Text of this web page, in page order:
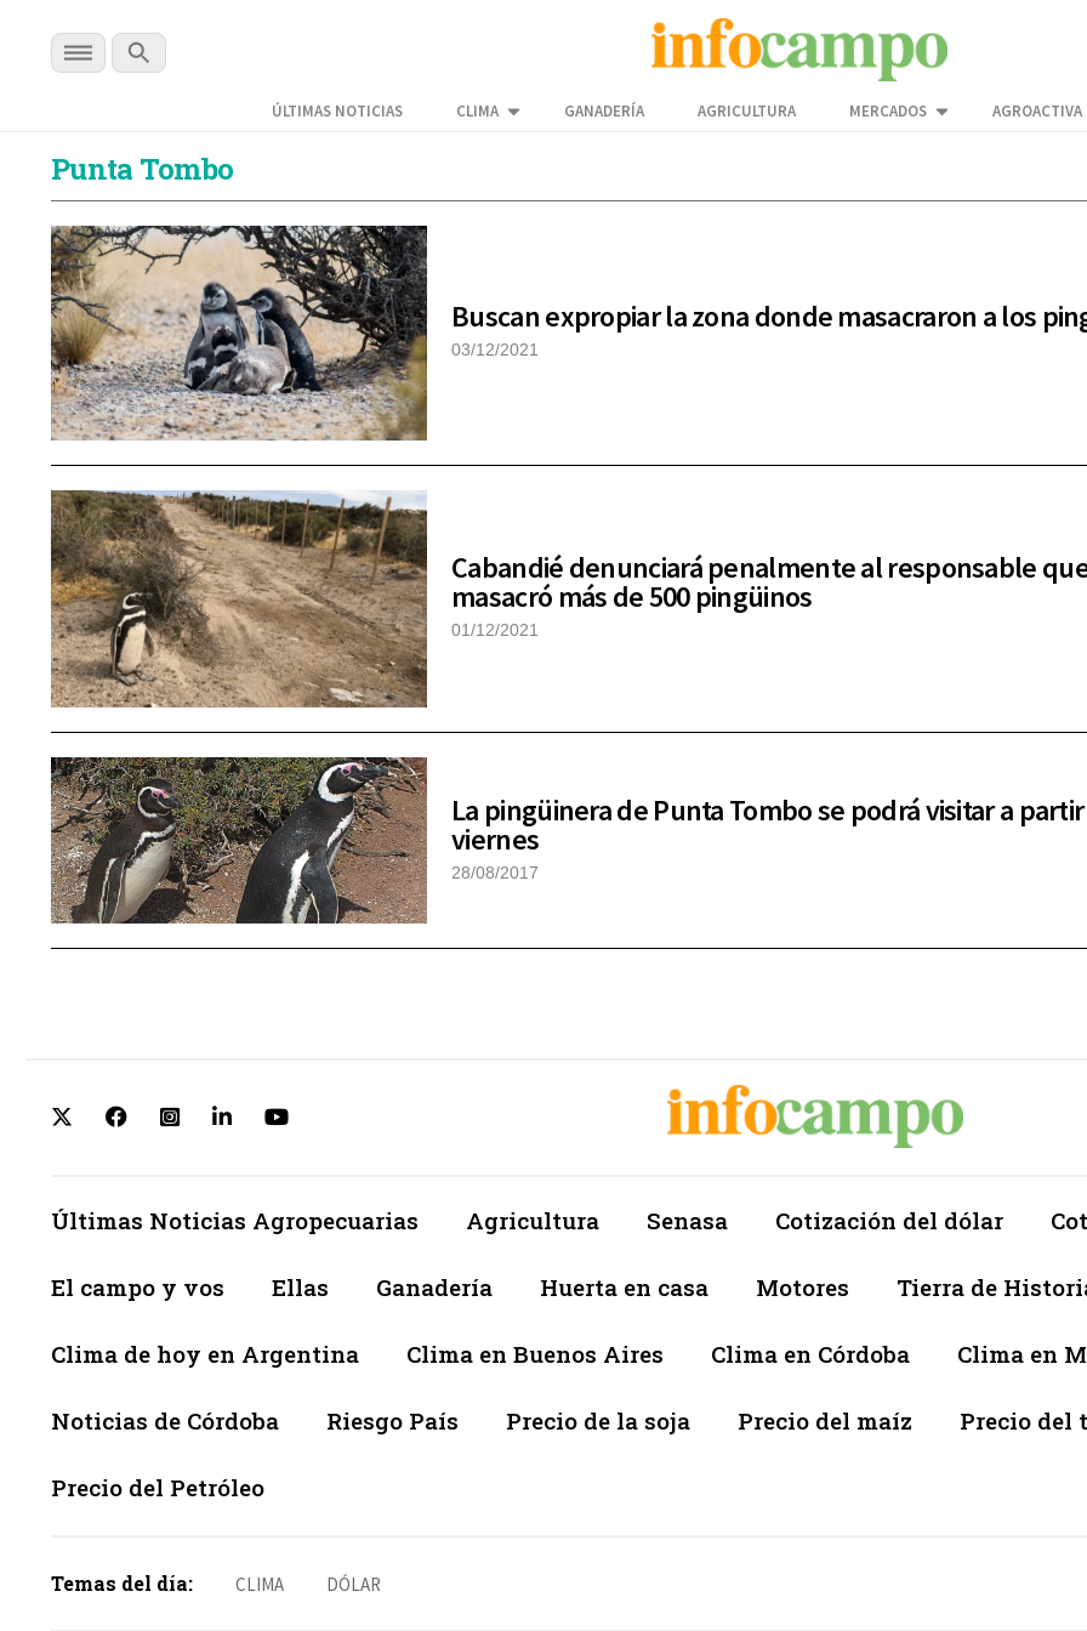
ÚLTIMAS NOTICIAS CLIMA GANADERÍA AGRICULTURA MERCADOS AGROACTIVA
Punta Tombo
Buscan expropiar la zona donde masacraron a los
03/12/2021
Cabandié denunciará penalmente al responsable
masacró más de 500 pingüinos
01/12/2021
La pingüinera de Punta Tombo se podrá visitar a
viernes
28/08/2017
Últimas Noticias Agropecuarias Agricultura Senasa Cotización del dólar
El campo y vos Ellas Ganadería Huerta en casa Motores Tierra de
Clima de hoy en Argentina Clima en Buenos Aires Clima en Córdoba Clima en
Noticias de Córdoba Riesgo País Precio de la soja Precio del maíz Precio del
Precio del Petróleo
Temas del día: CLIMA DÓLAR